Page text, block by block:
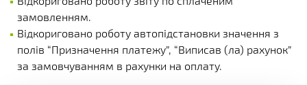
замовленням.
Відкориговано роботу автопідстановки значення з
полів “Призначення платежу”, “Виписав (ла) рахунок”
за замовчуванням в рахунки на оплату.